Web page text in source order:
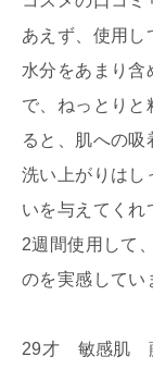
あえず、使用し
水分をあまり含
で、ねっとりと
ると、肌への吸
洗い上がりはし
いを与えてくれ
2週間使用して
のを実感してい
29才 敏感肌